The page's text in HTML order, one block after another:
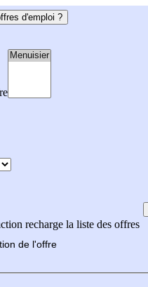
d'emploi ?
recharge la liste des offres
de l'offre